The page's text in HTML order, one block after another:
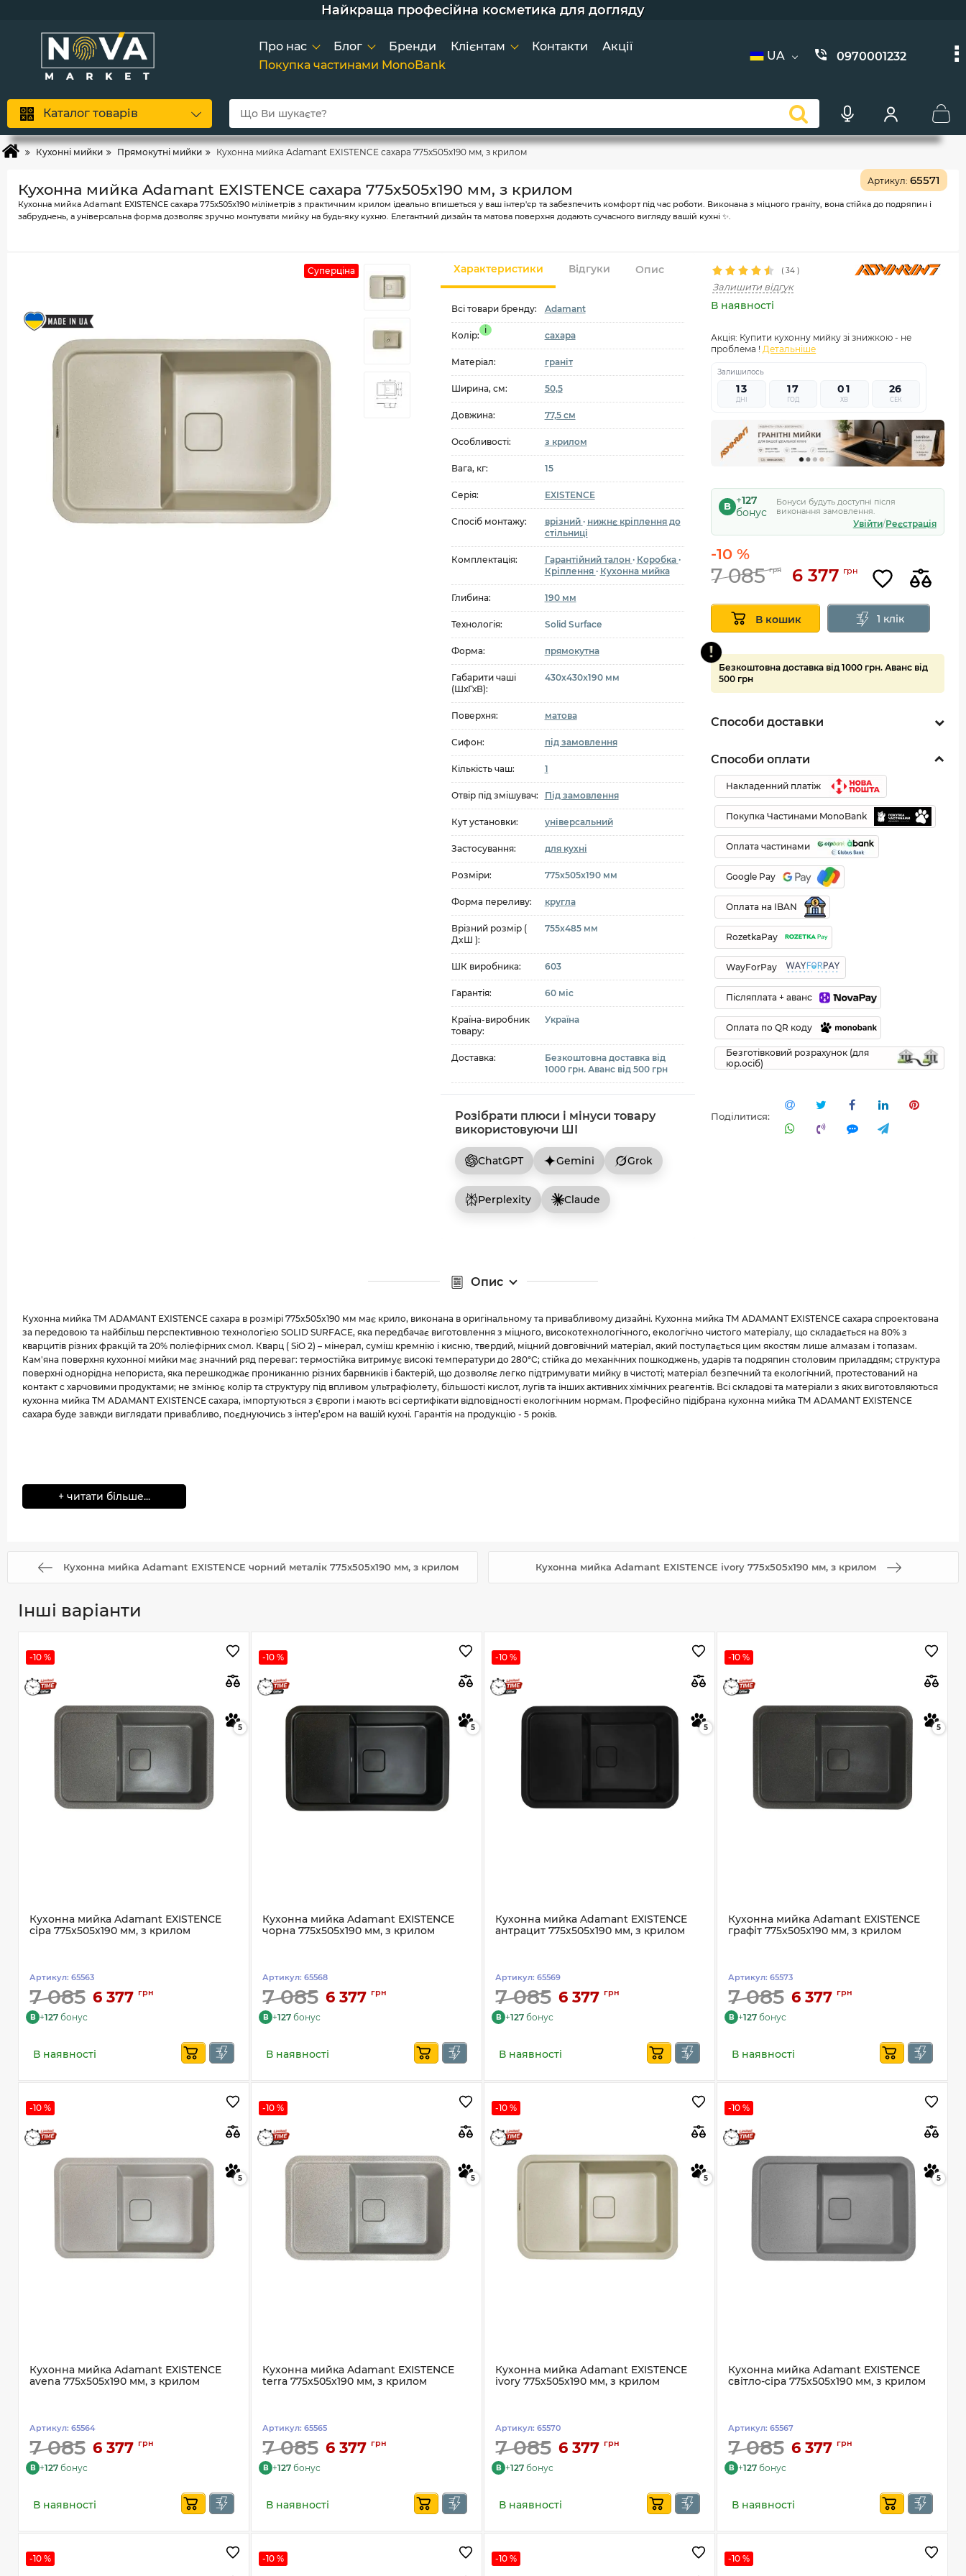
Сковорідки для індукції, гриля та щоденного готування
Більше 2х покупок - постійний клієнт - тоді вам знижка ;)
Акції та додаткові знижки для постійних клієнтів
Найкраща професійна косметика для догляду
Широкий вибір товарів та зручний підбір
Швидка доставка по Україні
Покупка товарів в кредит
Про нас Блог Бренди Клієнтам Контакти
Акції
Покупка частинами MonoBank
UA 0970001232
Каталог товарів
Кухонні мийки Прямокутні мийки Кухонна мийка Adamant EXISTENCE сахара 775x505x190 мм, з крилом
Кухонна мийка Adamant EXISTENCE сахара 775x505x190 мм, з крилом
Кухонна мийка Adamant EXISTENCE сахара 775x505x190 міліметрів з практичним крилом ідеально впишеться у ваш інтер'єр та забезпечить комфорт під час роботи. Виконана з міцного граніту, вона стійка до подряпин і
забруднень, а універсальна форма дозволяє зручно монтувати мийку на будь-яку кухню. Елегантний дизайн та матова поверхня додають сучасного вигляду вашій кухні ✨.
Артикул: 65571
Суперціна Характеристики Відгуки Опис
Всі товари бренду: Adamant
Колір:
i
сахара
Матеріал: граніт
Ширина, см: 50,5
Довжина: 77,5 см
Особливості: з крилом
Вага, кг: 15
Серія: EXISTENCE
Спосіб монтажу: врізний · нижнє кріплення до
стільниці
Комплектація: Гарантійний талон · Коробка ·
Кріплення · Кухонна мийка
Глибина: 190 мм
Технологія: Solid Surface
Форма: прямокутна
Габарити чаші
(ШхГхВ):
430x430x190 мм
Поверхня: матова
Сифон: під замовлення
Кількість чаш: 1
Отвір під змішувач: Під замовлення
Кут установки: універсальний
Застосування: для кухні
Розміри: 775x505x190 мм
Форма переливу: кругла
Врізний розмір (
ДxШ ):
755x485 мм
ШК виробника: 603
Гарантія: 60 міс
Країна-виробник
товару:
Україна
Доставка:
Безкоштовна доставка від
1000 грн. Аванс від 500 грн
Розібрати плюси і мінуси товару
використовуючи ШІ
ChatGPT Gemini Grok
Perplexity Claude
(34)
Залишити відгук
В наявності
Акція: Купити кухонну мийку зі знижкою - не
проблема !Детальніше
Залишилось
13
ДНІ
17
ГОД
01
ХВ
2
5
4
СЕК
B +127
бонус
Бонуси будуть доступні після
виконання замовлення.
Увійти/Реєстрація
7 085 грн 6 377 грн
-10 %
В кошик 1 клік
Безкоштовна доставка від 1000 грн. Аванс від
500 грн
Способи доставки
Способи оплати
Накладенний платіж
Покупка Частинами MonoBank
Оплата частинами
Google Pay
Оплата на IBAN
RozetkaPay
WayForPay
Післяплата + аванс
Оплата по QR коду
Безготівковий розрахунок (для
юр.осіб)
Поділитися:
Опис
Кухонна мийка ТМ ADAMANT EXISTENCE сахара в розмірі 775x505x190 мм має крило, виконана в оригінальному та привабливому дизайні. Кухонна мийка ТМ ADAMANT EXISTENCE сахара спроектована
за передовою та найбільш перспективною технологією SOLID SURFACE, яка передбачає виготовлення з міцного, високотехнологічного, екологічно чистого матеріалу, що складається на 80% з
кварцитів різних фракцій та 20% поліефірних смол. Кварц ( SiO 2) – мінерал, суміш кремнію і кисню, твердий, міцний довговічний матеріал, який поступається цим якостям лише алмазам і топазам.
Кам'яна поверхня кухонної мийки має значний ряд переваг: термостійка витримує високі температури до 280°С; стійка до механічних пошкоджень, ударів та подряпин столовим приладдям; структура
поверхні однорідна непориста, яка перешкоджає прониканню різних барвників і бактерій, що дозволяє легко підтримувати мийку в чистоті; матеріал безпечний та екологічний, протестований на
контакт с харчовими продуктами; не змінює колір та структуру під впливом ультрафіолету, більшості кислот, лугів та інших активних хімічних реагентів. Всі складові та матеріали з яких виготовляються
кухонна мийка ТМ ADAMANT EXISTENCE сахара, імпортуються з Європи і мають всі сертифікати відповідності екологічним нормам. Професійно підібрана кухонна мийка ТМ ADAMANT EXISTENCE
сахара буде завжди виглядати привабливо, поєднуючись з інтер’єром на вашій кухні. Гарантія на продукцію - 5 років.
+ читати більше...
Кухонна мийка Adamant EXISTENCE чорний металік 775x505x190 мм, з крилом Кухонна мийка Adamant EXISTENCE ivory 775x505x190 мм, з крилом
Інші варіанти
-10 %
5
Кухонна мийка Adamant EXISTENCE
сіра 775x505x190 мм, з крилом
Артикул: 65563
7 085 6 377 грн
B +127 бонус
В наявності
-10 %
5
Кухонна мийка Adamant EXISTENCE
чорна 775x505x190 мм, з крилом
Артикул: 65568
7 085 6 377 грн
B +127 бонус
В наявності
-10 %
5
Кухонна мийка Adamant EXISTENCE
антрацит 775x505x190 мм, з крилом
Артикул: 65569
7 085 6 377 грн
B +127 бонус
В наявності
-10 %
5
Кухонна мийка Adamant EXISTENCE
графіт 775x505x190 мм, з крилом
Артикул: 65573
7 085 6 377 грн
B +127 бонус
В наявності
-10 %
5
Кухонна мийка Adamant EXISTENCE
avena 775x505x190 мм, з крилом
Артикул: 65564
7 085 6 377 грн
B +127 бонус
В наявності
-10 %
5
Кухонна мийка Adamant EXISTENCE
terra 775x505x190 мм, з крилом
Артикул: 65565
7 085 6 377 грн
B +127 бонус
В наявності
-10 %
5
Кухонна мийка Adamant EXISTENCE
ivory 775x505x190 мм, з крилом
Артикул: 65570
7 085 6 377 грн
B +127 бонус
В наявності
-10 %
5
Кухонна мийка Adamant EXISTENCE
світло-сіра 775x505x190 мм, з крилом
Артикул: 65567
7 085 6 377 грн
B +127 бонус
В наявності
-10 % -10 % -10 % -10 %